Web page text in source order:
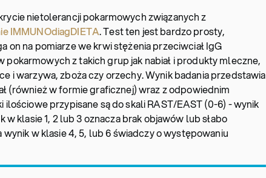
nietolerancji pokarmowych związanych z
IMMUNOdiagDIETA. Test ten jest bardzo prosty,
on na pomiarze we krwi stężenia przeciwciał IgG
z takich grup jak nabiał i produkty mleczne,
i warzywa, zboża czy orzechy. Wynik badania przedstawia
(również w formie graficznej) wraz z odpowiednim
przypisane są do skali RAST/EAST (0-6) - wynik
klasie 1, 2 lub 3 oznacza brak objawów lub słabo
w klasie 4, 5, lub 6 świadczy o występowaniu